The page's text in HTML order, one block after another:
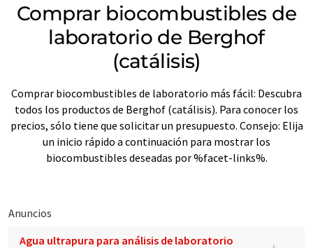
Comprar biocombustibles de
laboratorio de Berghof
(catálisis)
Comprar biocombustibles de laboratorio más fácil: Descubra
todos los productos de Berghof (catálisis). Para conocer los
precios, sólo tiene que solicitar un presupuesto. Consejo: Elija
un inicio rápido a continuación para mostrar los
biocombustibles deseadas por %facet-links%.
Anuncios
Agua ultrapura para análisis de laboratorio